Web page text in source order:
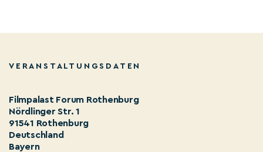
VERANSTALTUNGSDATEN
Filmpalast Forum Rothenburg
Nördlinger Str. 1
91541 Rothenburg
Deutschland
Bayern